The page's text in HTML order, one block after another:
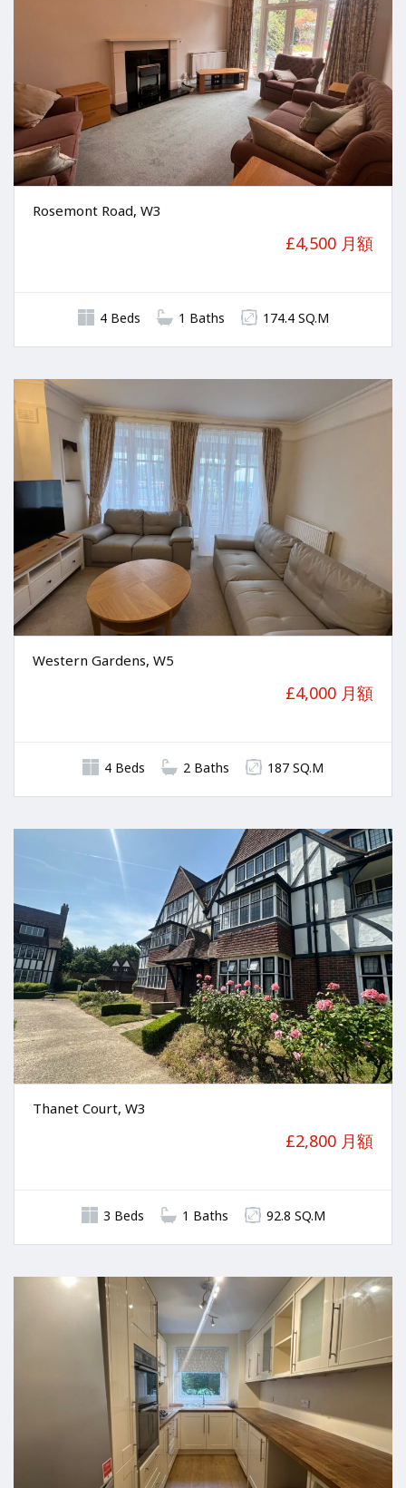
Rosemont Road, W3
£4,500 月額
4 Beds 1 Baths 174.4 SQ.M
Western Gardens, W5
£4,000 月額
4 Beds 2 Baths 187 SQ.M
Thanet Court, W3
£2,800 月額
3 Beds 1 Baths 92.8 SQ.M